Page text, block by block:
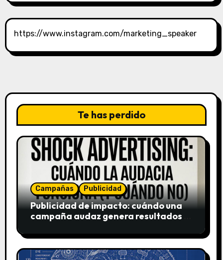
https://www.instagram.com/marketing_speaker
Te has perdido
Campañas Publicidad
Publicidad de impacto: cuándo una
campaña audaz genera resultados y